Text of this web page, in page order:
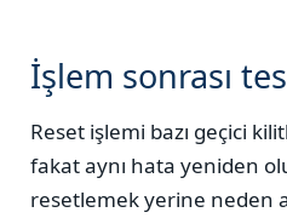
İşlem sonrası
Reset işlemi bazı geçici
fakat aynı hata yeniden
resetlemek yerine neden